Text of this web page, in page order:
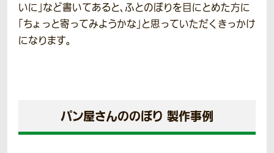
いに」など書いてあると、ふとのぼりを目にとめた方に
「ちょっと寄ってみようかな」と思っていただくきっかけ
になります。
パン屋さんののぼり 製作事例